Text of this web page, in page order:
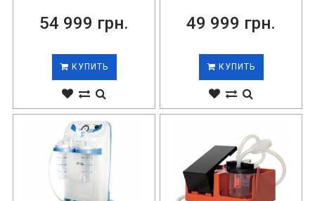
54 999 грн.
КУПИТЬ
49 999 грн.
КУПИТЬ